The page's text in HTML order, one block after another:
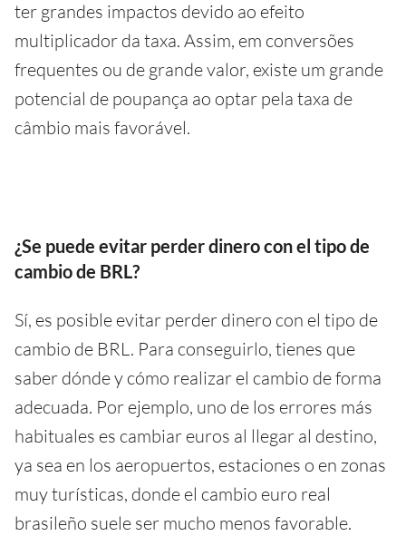
ter grandes impactos devido ao efeito
multiplicador da taxa. Assim, em conversões
frequentes ou de grande valor, existe um grande
potencial de poupança ao optar pela taxa de
câmbio mais favorável.
¿Se puede evitar perder dinero con el tipo de
cambio de BRL?
Sí, es posible evitar perder dinero con el tipo de
cambio de BRL. Para conseguirlo, tienes que
saber dónde y cómo realizar el cambio de forma
adecuada. Por ejemplo, uno de los errores más
habituales es cambiar euros al llegar al destino,
ya sea en los aeropuertos, estaciones o en zonas
muy turísticas, donde el cambio euro real
brasileño suele ser mucho menos favorable.